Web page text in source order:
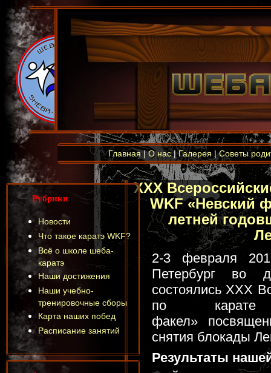
Главная|О нас|Галерея|Советы
ХХХ
WKF «Невский
летней
2-3 февраля
Петербург во
состоялись ХХХ
по
факел»
снятия блокады
Результаты
Рубрики
Новости
Что такое каратэ WKF?
Всё о школе шеба-
каратэ
Наши достижения
Наши учебно-
тренировочные сборы
Карта наших побед
Расписание занятий